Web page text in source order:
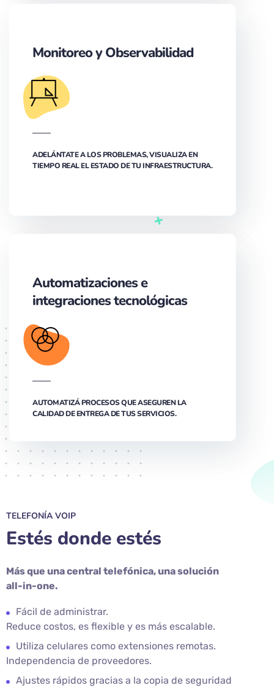
Monitoreo y Observabilidad
ADELÁNTATE A LOS PROBLEMAS, VISUALIZA EN
TIEMPO REAL EL ESTADO DE TU INFRAESTRUCTURA.
Automatizaciones e
integraciones tecnológicas
AUTOMATIZÁ PROCESOS QUE ASEGUREN LA
CALIDAD DE ENTREGA DE TUS SERVICIOS.
TELEFONÍA VOIP
Estés donde estés
Más que una central telefónica, una solución
all-in-one.
Fácil de administrar.
Reduce costos, es flexible y es más escalable.
Utiliza celulares como extensiones remotas.
Independencia de proveedores.
Ajustes rápidos gracias a la copia de seguridad